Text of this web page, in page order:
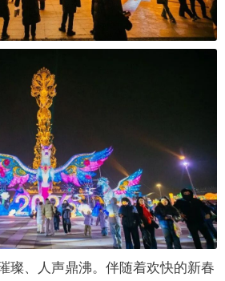
璨、人声鼎沸。伴随着欢快的新春